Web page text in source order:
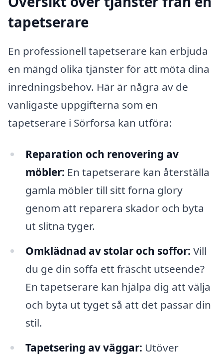
tapetserare
En professionell tapetserare kan erbjuda
en mängd olika tjänster för att möta dina
inredningsbehov. Här är några av de
vanligaste uppgifterna som en
tapetserare i Sörforsa kan utföra:
Reparation och renovering av
möbler: En tapetserare kan återställa
gamla möbler till sitt forna glory
genom att reparera skador och byta
ut slitna tyger.
Omklädnad av stolar och soffor: Vill
du ge din soffa ett fräscht utseende?
En tapetserare kan hjälpa dig att välja
och byta ut tyget så att det passar din
stil.
Tapetsering av väggar: Utöver